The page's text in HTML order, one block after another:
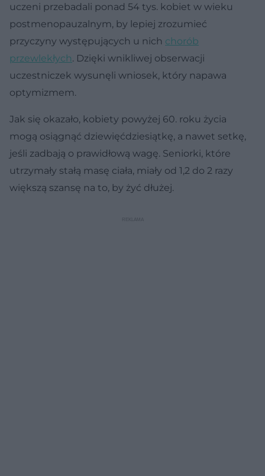
uczeni przebadali ponad 54 tys. kobiet w wieku
postmenopauzalnym, by lepiej zrozumieć
przyczyny występujących u nich chorób
przewlekłych. Dzięki wnikliwej obserwacji
uczestniczek wysunęli wniosek, który napawa
optymizmem.
Jak się okazało, kobiety powyżej 60. roku życia
mogą osiągnąć dziewięćdziesiątkę, a nawet setkę,
jeśli zadbają o prawidłową wagę. Seniorki, które
utrzymały stałą masę ciała, miały od 1,2 do 2 razy
większą szansę na to, by żyć dłużej.